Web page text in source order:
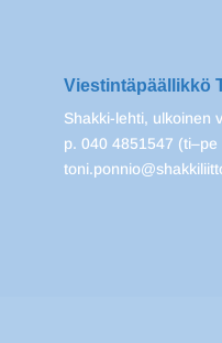
Viestintäpäällikkö
Shakki-lehti, ulkoinen
p. 040 4851547 (ti–pe